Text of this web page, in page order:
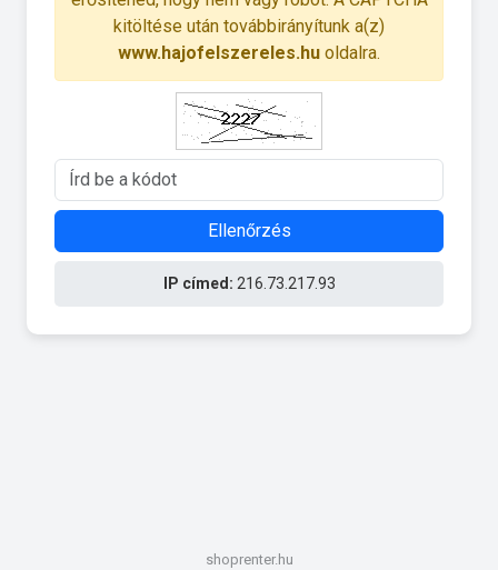
kitöltése után továbbirányítunk a(z)
www.hajofelszereles.hu oldalra.
Ellenőrzés
IP címed: 216.73.217.93
shoprenter.hu